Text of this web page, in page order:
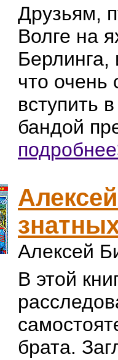
Друзьям,
Волге на
Берлинга,
что очень
вступить
бандой
Алексей
В этой
брата.